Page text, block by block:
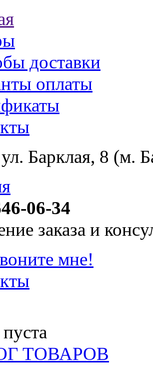
доставки
оплаты
Барклая, 8 (м.
06-34
заказа и
мне!
ТОВАРОВ